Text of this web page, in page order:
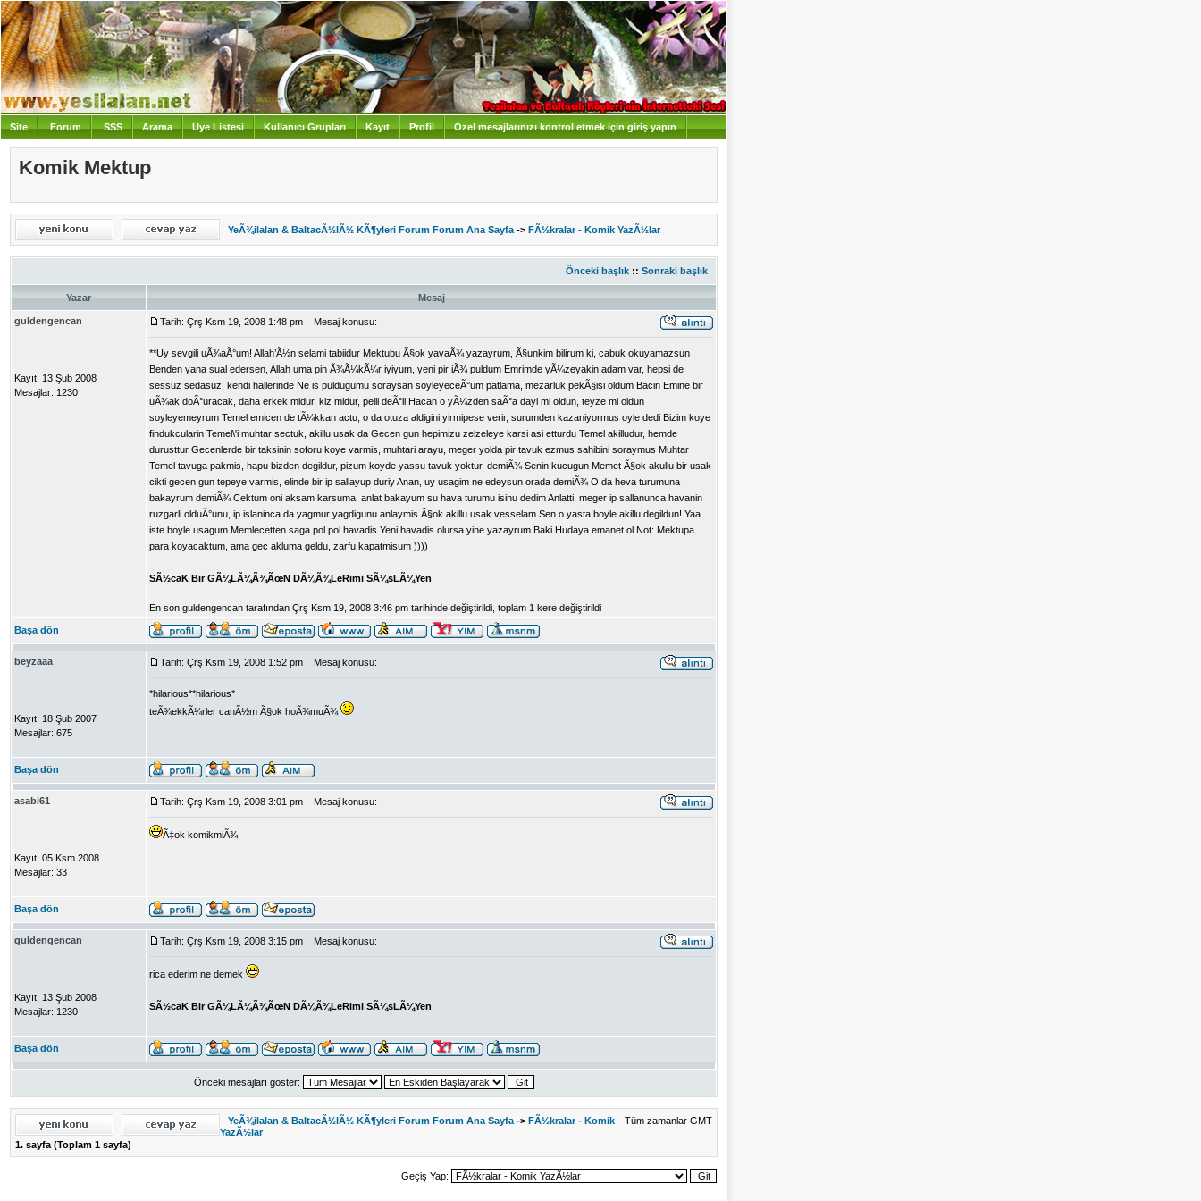
Site Forum SSS Arama Üye Listesi Kullanıcı Grupları Kayıt Profil Özel mesajlarınızı kontrol etmek için giriş yapın
Giriş
Komik Mektup
YeÃ¾ilalan & BaltacÃ½lÃ½ KÃ¶yleri Forum Forum Ana Sayfa -> FÃ½kralar - Komik YazÃ½lar
Önceki başlık :: Sonraki başlık
Yazar Mesaj
guldengencan
Kayıt: 13 Şub 2008
Mesajlar: 1230
Tarih: Çrş Ksm 19, 2008 1:48 pm Mesaj konusu:
**Uy sevgili uÃ¾aÃ°um! Allah’Ã½n selami tabiidur Mektubu Ã§ok yavaÃ¾ yazayrum, Ã§unkim bilirum ki, cabuk okuyamazsun
Benden yana sual edersen, Allah uma pin Ã¾Ã¼kÃ¼r iyiyum, yeni pir iÃ¾ puldum Emrimde yÃ¼zeyakin adam var, hepsi de
sessuz sedasuz, kendi hallerinde Ne is puldugumu soraysan soyleyeceÃ°um patlama, mezarluk pekÃ§isi oldum Bacin Emine bir
uÃ¾ak doÃ°uracak, daha erkek midur, kiz midur, pelli deÃ°il Hacan o yÃ¼zden saÃ°a dayi mi oldun, teyze mi oldun
soyleyemeyrum Temel emicen de tÃ¼kkan actu, o da otuza aldigini yirmipese verir, surumden kazaniyormus oyle dedi Bizim koye
findukcularin Temel\'i muhtar sectuk, akillu usak da Gecen gun hepimizu zelzeleye karsi asi etturdu Temel akilludur, hemde
durusttur Gecenlerde bir taksinin soforu koye varmis, muhtari arayu, meger yolda pir tavuk ezmus sahibini soraymus Muhtar
Temel tavuga pakmis, hapu bizden degildur, pizum koyde yassu tavuk yoktur, demiÃ¾ Senin kucugun Memet Ã§ok akullu bir usak
cikti gecen gun tepeye varmis, elinde bir ip sallayup duriy Anan, uy usagim ne edeysun orada demiÃ¾ O da heva turumuna
bakayrum demiÃ¾ Cektum oni aksam karsuma, anlat bakayum su hava turumu isinu dedim Anlatti, meger ip sallanunca havanin
ruzgarli olduÃ°unu, ip islaninca da yagmur yagdigunu anlaymis Ã§ok akillu usak vesselam Sen o yasta boyle akillu degildun! Yaa
iste boyle usagum Memlecetten saga pol pol havadis Yeni havadis olursa yine yazayrum Baki Hudaya emanet ol Not: Mektupa
para koyacaktum, ama gec akluma geldu, zarfu kapatmisum ))))
SÃ½caK Bir GÃ¼LÃ¼Ã¾ÃœN DÃ¼Ã¾LeRimi SÃ¼sLÃ¼Yen
En son guldengencan tarafından Çrş Ksm 19, 2008 3:46 pm tarihinde değiştirildi, toplam 1 kere değiştirildi
Başa dön
beyzaaa
Kayıt: 18 Şub 2007
Mesajlar: 675
Tarih: Çrş Ksm 19, 2008 1:52 pm Mesaj konusu:
*hilarious**hilarious*
teÃ¾ekkÃ¼rler canÃ½m Ã§ok hoÃ¾muÃ¾
Başa dön
asabi61
Kayıt: 05 Ksm 2008
Mesajlar: 33
Tarih: Çrş Ksm 19, 2008 3:01 pm Mesaj konusu:
Ã‡ok komikmiÃ¾
Başa dön
guldengencan
Kayıt: 13 Şub 2008
Mesajlar: 1230
Tarih: Çrş Ksm 19, 2008 3:15 pm Mesaj konusu:
rica ederim ne demek
SÃ½caK Bir GÃ¼LÃ¼Ã¾ÃœN DÃ¼Ã¾LeRimi SÃ¼sLÃ¼Yen
Başa dön
Önceki mesajları göster:
YeÃ¾ilalan & BaltacÃ½lÃ½ KÃ¶yleri Forum Forum Ana Sayfa -> FÃ½kralar - Komik
YazÃ½lar
Tüm zamanlar GMT
1. sayfa (Toplam 1 sayfa)
Geçiş Yap: